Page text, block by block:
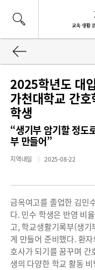
2025학년도 대
가천대학교 간
학생
“생기부 암기할 정도
부 만들어”
지역내일 2025-08-22
금옥여고를 졸업한 김민
다. 민수 학생은 반영 비
고, 학교생활기록부(생
게 만들어 준비했다. 환
호사가 되기를 꿈꾸며 간
생의 다양한 학교 활동